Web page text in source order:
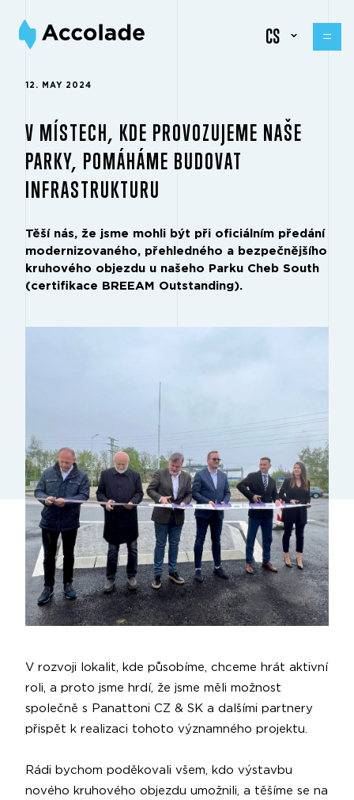
CS
12. MAY 2024
V MÍSTECH, KDE PROVOZUJEME NAŠE
PARKY, POMÁHÁME BUDOVAT
INFRASTRUKTURU
Těší nás, že jsme mohli být při oficiálním předání
modernizovaného, přehledného a bezpečnějšího
kruhového objezdu u našeho Parku Cheb South
(certifikace BREEAM Outstanding).
V rozvoji lokalit, kde působíme, chceme hrát aktivní
roli, a proto jsme hrdí, že jsme měli možnost
společně s Panattoni CZ & SK a dalšími partnery
přispět k realizaci tohoto významného projektu.
Rádi bychom poděkovali všem, kdo výstavbu
nového kruhového objezdu umožnili, a těšíme se na